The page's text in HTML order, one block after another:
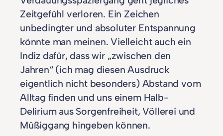
Zeitgefühl verloren. Ein Zeichen
unbedingter und absoluter Entspannung
könnte man meinen. Vielleicht auch ein
Indiz dafür, dass wir „zwischen den
Jahren“ (ich mag diesen Ausdruck
eigentlich nicht besonders) Abstand vom
Alltag finden und uns einem Halb-
Delirium aus Sorgenfreiheit, Völlerei und
Müßiggang hingeben können.